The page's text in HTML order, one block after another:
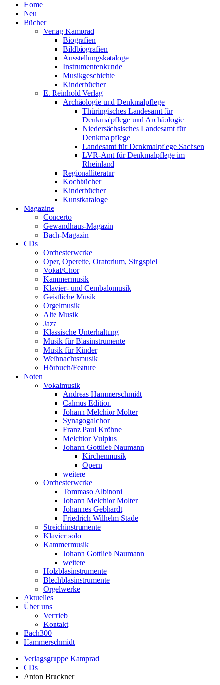
Home
Neu
Bücher
Verlag Kamprad
Biografien
Bildbiografien
Ausstellungskataloge
Instrumentenkunde
Musikgeschichte
Kinderbücher
E. Reinhold Verlag
Archäologie und Denkmalpflege
Thüringisches Landesamt für
Denkmalpflege und Archäologie
Niedersächsisches Landesamt für
Denkmalpflege
Landesamt für Denkmalpflege Sachsen
LVR-Amt für Denkmalpflege im
Rheinland
Regionalliteratur
Kochbücher
Kinderbücher
Kunstkataloge
Magazine
Concerto
Gewandhaus-Magazin
Bach-Magazin
CDs
Orchesterwerke
Oper, Operette, Oratorium, Singspiel
Vokal/Chor
Kammermusik
Klavier- und Cembalomusik
Geistliche Musik
Orgelmusik
Alte Musik
Jazz
Klassische Unterhaltung
Musik für Blasinstrumente
Musik für Kinder
Weihnachtsmusik
Hörbuch/Feature
Noten
Vokalmusik
Andreas Hammerschmidt
Calmus Edition
Johann Melchior Molter
Synagogalchor
Franz Paul Kröhne
Melchior Vulpius
Johann Gottlieb Naumann
Kirchenmusik
Opern
weitere
Orchesterwerke
Tommaso Albinoni
Johann Melchior Molter
Johannes Gebhardt
Friedrich Wilhelm Stade
Streichinstrumente
Klavier solo
Kammermusik
Johann Gottlieb Naumann
weitere
Holzblasinstrumente
Blechblasinstrumente
Orgelwerke
Aktuelles
Über uns
Vertrieb
Kontakt
Bach300
Hammerschmidt
Verlagsgruppe Kamprad
CDs
Anton Bruckner